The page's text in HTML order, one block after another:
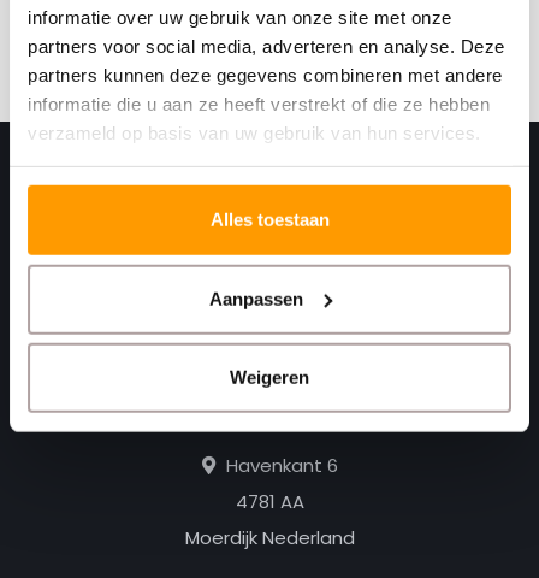
informatie over uw gebruik van onze site met onze
partners voor social media, adverteren en analyse. Deze
partners kunnen deze gegevens combineren met andere
informatie die u aan ze heeft verstrekt of die ze hebben
verzameld op basis van uw gebruik van hun services.
Alles toestaan
Aanpassen
Weigeren
Abonneer
Print. Plak. Klaar. Met een partner die met je
meedenkt.
Havenkant 6
4781 AA
Moerdijk Nederland